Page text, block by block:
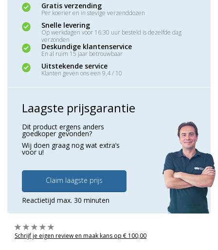
Gratis verzending
Per koerier en in stevige verzenddozen
Snelle levering
Op werkdagen voor 16:30 uur besteld is dezelfde dag
verzonden
Deskundige klantenservice
En al ruim 15 jaar betrouwbaar
Uitstekende service
Klanten geven ons een 9,4 / 10
Laagste prijsgarantie
Dit product ergens anders
goedkoper gevonden?
Wij doen graag nog wat extra’s
voor u!
Claim laagste prijs
Reactietijd max. 30 minuten
Schrijf je eigen review en maak kans op € 100,00